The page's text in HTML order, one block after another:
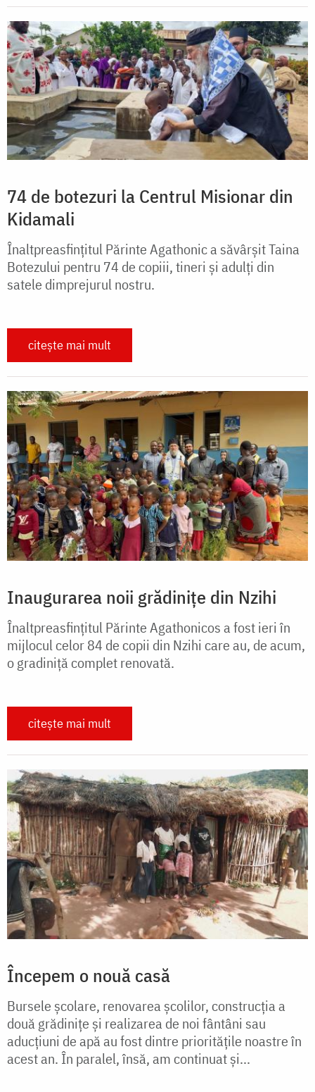
74 de botezuri la Centrul Misionar din
Kidamali
Înaltpreasfințitul Părinte Agathonic a săvârșit Taina
Botezului pentru 74 de copiii, tineri și adulți din
satele dimprejurul nostru.
citește mai mult
Inaugurarea noii grădinițe din Nzihi
Înaltpreasfințitul Părinte Agathonicos a fost ieri în
mijlocul celor 84 de copii din Nzihi care au, de acum,
o gradiniță complet renovată.
citește mai mult
Începem o nouă casă
Bursele școlare, renovarea școlilor, construcția a
două grădinițe și realizarea de noi fântâni sau
aducțiuni de apă au fost dintre prioritățile noastre în
acest an. În paralel, însă, am continuat și...